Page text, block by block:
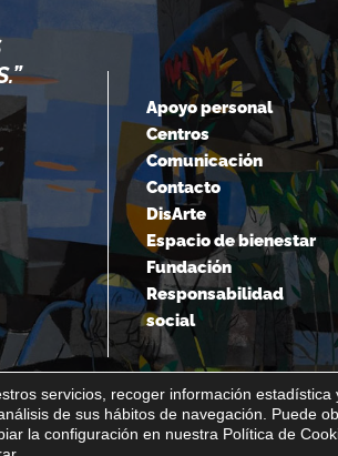
“EL MIEDO ES LA
DE
Nick
Apoyo personal
Centros
Comunicación
Contacto
DisArte
Espacio de bienestar
Fundación
Responsabilidad
social
Política interna del canal de denuncias
servicios, recoger información estadística
de sus hábitos de navegación. Puede
la configuración en nuestra Política de